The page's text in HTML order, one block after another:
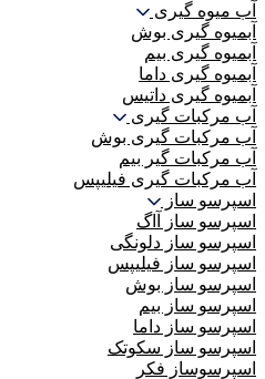
آب میوه گیری
آبمیوه گیری بوش
آبمیوه گیری بیم
آبمیوه گیری داما
آبمیوه گیری داتیس
آب مرکبات گیری
آب مرکبات گیری بوش
آب مرکبات گیر بیم
آب مرکبات گیری فیلیپس
اسپرسو ساز
اسپرسو ساز آاگ
اسپرسو ساز دلونگی
اسپرسو ساز فیلیپس
اسپرسو ساز بوش
اسپرسو ساز بیم
اسپرسو ساز داما
اسپرسو ساز سکوتک
اسپرسوساز فکر